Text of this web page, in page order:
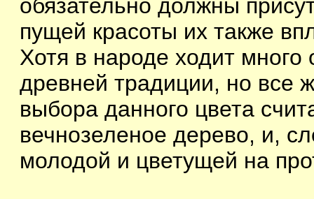
обязательно должны
пущей красоты их также
Хотя в народе ходит
древней традиции, но все
выбора данного цвета
вечнозеленое дерево, и,
молодой и цветущей на